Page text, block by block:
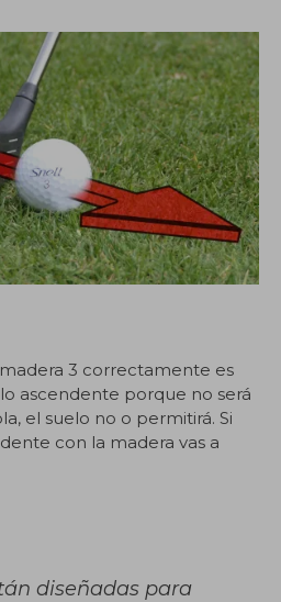
3 correctamente es
ascendente porque no será
el suelo no o permitirá. Si
con la madera vas a
diseñadas para